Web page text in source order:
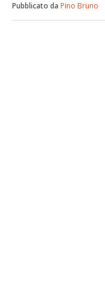
Pubblicato da Pino Bruno